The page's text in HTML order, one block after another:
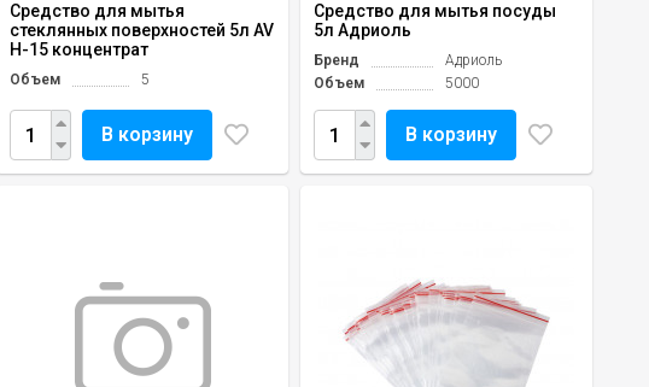
Средство для мытья
стеклянных поверхностей 5л AV
H-15 концентрат
Объем 5
В корзину
Средство для мытья посуды
5л Адриоль
Бренд
Адриоль
Объем
5000
В корзину